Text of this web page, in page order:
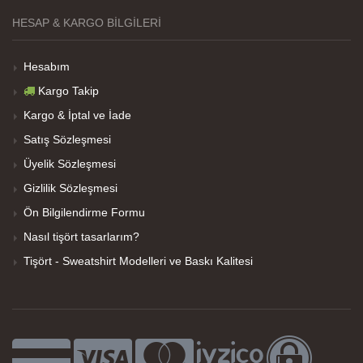
HESAP & KARGO BILGILERI
Hesabım
Kargo Takip
Kargo & İptal ve İade
Satış Sözleşmesi
Üyelik Sözleşmesi
Gizlilik Sözleşmesi
Ön Bilgilendirme Formu
Nasıl tişört tasarlarım?
Tişört - Sweatshirt Modelleri ve Baskı Kalitesi